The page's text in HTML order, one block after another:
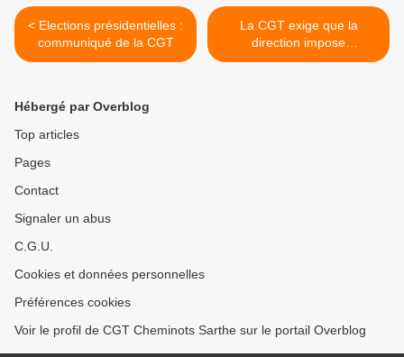
< Elections présidentielles :
communiqué de la CGT
La CGT exige que la
direction impose
l’application de l’accord
Hébergé par Overblog
Top articles
Pages
Contact
Signaler un abus
C.G.U.
Cookies et données personnelles
Préférences cookies
Voir le profil de CGT Cheminots Sarthe sur le portail Overblog